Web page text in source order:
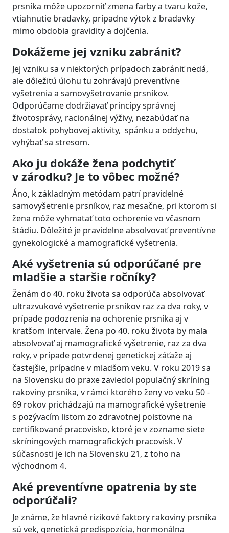
prsníka môže upozorniť zmena farby a tvaru kože,
vtiahnutie bradavky, prípadne výtok z bradavky
mimo obdobia gravidity a dojčenia.
Dokážeme jej vzniku zabrániť?
Jej vzniku sa v niektorých prípadoch zabrániť nedá,
ale dôležitú úlohu tu zohrávajú preventívne
vyšetrenia a samovyšetrovanie prsníkov.
Odporúčame dodržiavať princípy správnej
životosprávy, racionálnej výživy, nezabúdať na
dostatok pohybovej aktivity, spánku a oddychu,
vyhýbať sa stresom.
Ako ju dokáže žena podchytiť
v zárodku? Je to vôbec možné?
Áno, k základným metódam patrí pravidelné
samovyšetrenie prsníkov, raz mesačne, pri ktorom si
žena môže vyhmatať toto ochorenie vo včasnom
štádiu. Dôležité je pravidelne absolvovať preventívne
gynekologické a mamografické vyšetrenia.
Aké vyšetrenia sú odporúčané pre
mladšie a staršie ročníky?
Ženám do 40. roku života sa odporúča absolvovať
ultrazvukové vyšetrenie prsníkov raz za dva roky, v
prípade podozrenia na ochorenie prsníka aj v
kratšom intervale. Žena po 40. roku života by mala
absolvovať aj mamografické vyšetrenie, raz za dva
roky, v prípade potvrdenej genetickej záťaže aj
častejšie, prípadne v mladšom veku. V roku 2019 sa
na Slovensku do praxe zaviedol populačný skríning
rakoviny prsníka, v rámci ktorého ženy vo veku 50 -
69 rokov prichádzajú na mamografické vyšetrenie
s pozývacím listom zo zdravotnej poisťovne na
certifikované pracovisko, ktoré je v zozname siete
skríningových mamografických pracovísk. V
súčasnosti je ich na Slovensku 21, z toho na
východnom 4.
Aké preventívne opatrenia by ste
odporúčali?
Je známe, že hlavné rizikové faktory rakoviny prsníka
sú vek, genetická predispozícia, hormonálna